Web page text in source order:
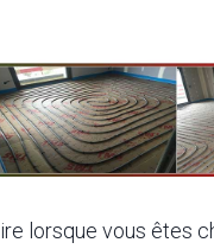
lorsque vous êtes